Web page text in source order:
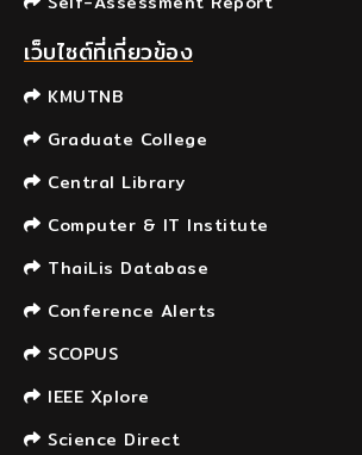
เว็บไซต์ที่เกี่ยวข้อง
KMUTNB
Graduate College
Central Library
Computer & IT Institute
ThaiLis Database
Conference Alerts
SCOPUS
IEEE Xplore
Science Direct